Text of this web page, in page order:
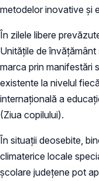
metodelor inovative şi
În zilele libere
Unităţile de
marca prin manifestări
existente la nivelul
internaţională a
(Ziua copilului).
În situaţii deosebite,
climaterice locale
şcolare judeţene pot